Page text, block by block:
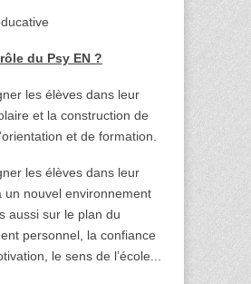
du Psy EN ?
les élèves dans leur
et la construction de
et de formation.
les élèves dans leur
un nouvel environnement
aussi sur le plan du
personnel, la confiance
le sens de l’école...